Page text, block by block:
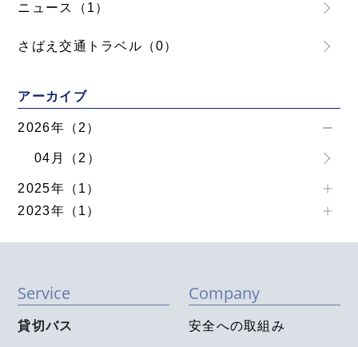
ニュース（1）
さばえ交通トラベル（0）
アーカイブ
2026年（2）
04月（2）
2025年（1）
2023年（1）
Service
貸切バス
Company
安全への取組み